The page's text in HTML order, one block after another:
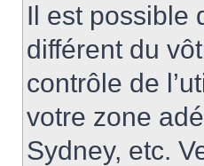
Il est possible
différent du
contrôle de
votre zone
Sydney, etc.